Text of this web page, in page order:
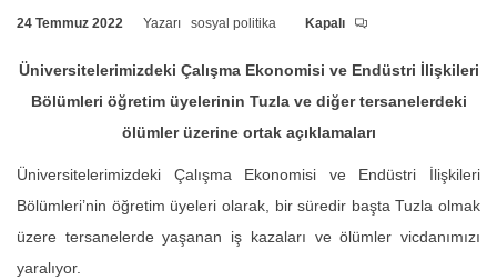
24 Temmuz 2022 Yazarı sosyal politika Kapalı
Üniversitelerimizdeki Çalışma Ekonomisi ve Endüstri İlişkileri
Bölümleri öğretim üyelerinin Tuzla ve diğer tersanelerdeki
ölümler üzerine ortak açıklamaları
Üniversitelerimizdeki Çalışma Ekonomisi ve Endüstri İlişkileri
Bölümleri’nin öğretim üyeleri olarak, bir süredir başta Tuzla olmak
üzere tersanelerde yaşanan iş kazaları ve ölümler vicdanımızı
yaralıyor.